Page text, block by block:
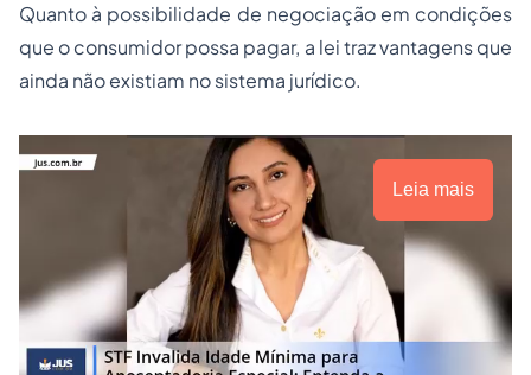
Quanto à possibilidade de negociação em condições
que o consumidor possa pagar, a lei traz vantagens que
ainda não existiam no sistema jurídico.
Leia mais